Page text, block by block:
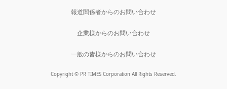
報道関係者からのお問い合わせ
企業様からのお問い合わせ
一般の皆様からのお問い合わせ
Copyright © PR TIMES Corporation All Rights Reserved.